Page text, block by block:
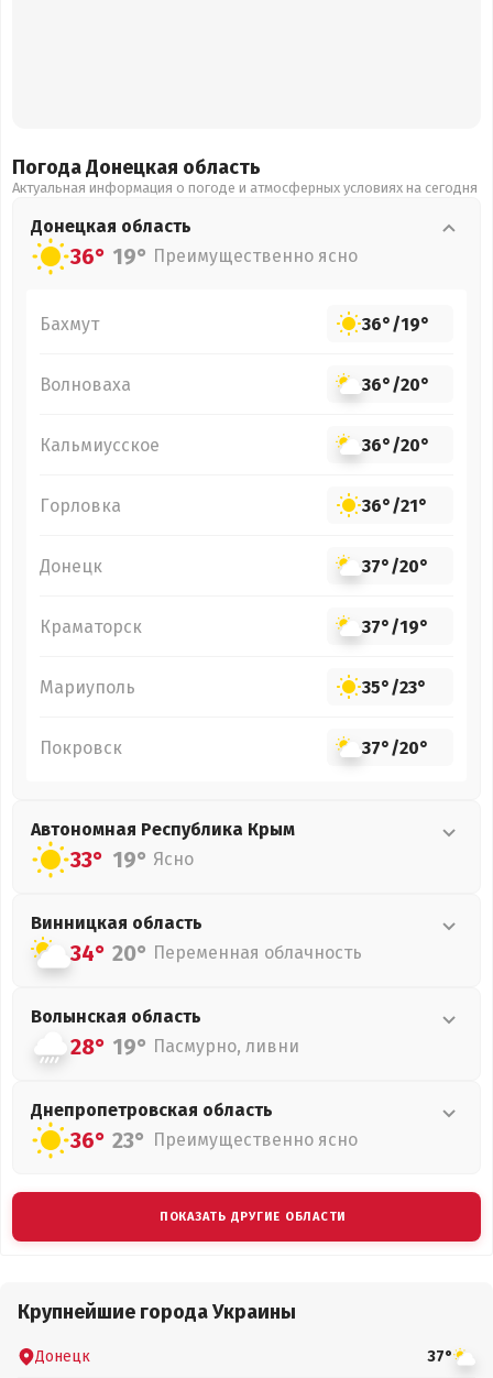
Погода Донецкая область
Актуальная информация о погоде и атмосферных условиях на сегодня
Донецкая область
36° 19° Преимущественно ясно
Бахмут 36°/19°
Волноваха 36°/20°
Кальмиусское 36°/20°
Горловка 36°/21°
Донецк 37°/20°
Краматорск 37°/19°
Мариуполь 35°/23°
Покровск 37°/20°
Автономная Республика Крым
33° 19° Ясно
Винницкая область
34° 20° Переменная облачность
Волынская область
28° 19° Пасмурно, ливни
Днепропетровская область
36° 23° Преимущественно ясно
ПОКАЗАТЬ ДРУГИЕ ОБЛАСТИ
Крупнейшие города Украины
Донецк 37°